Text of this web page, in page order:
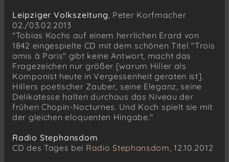
Leipziger Volkszeitung , Peter Korfmacher
02./03.02.2013
"Tobias Kochs auf einem herrlichen Erard von
1842 eingespielte CD mit dem schönen Titel "Trois
amis à Paris" gibt keine Antwort, macht das
Fragezeichen nur größer [warum Hiller als
Komponist heute in Vergessenheit geraten ist].
Hillers poetischer Zauber, seine Eleganz, seine
Delikatesse halten durchaus das Niveau der
frühen Chopin-Nocturnes. Und Koch spielt sie mit
der gleichen eloquenten Hingabe."
Radio Stephansdom
CD des Tages bei Radio Stephansdom , 12.10.2012